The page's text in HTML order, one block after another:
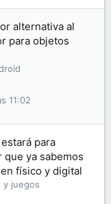
alternativa al
para objetos
11:02
para
ya sabemos
físico y digital
y juegos